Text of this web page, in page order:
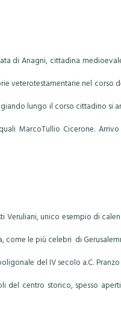
di Anagni, cittadina
veterotestamentarie nel corso
lungo il corso cittadino si
MarcoTullio Cicerone.
unico esempio di
le più celebri di
del IV secolo a.C.
del centro storico, spesso